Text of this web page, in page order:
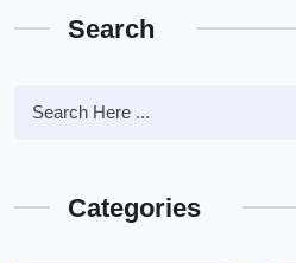
Search
Categories